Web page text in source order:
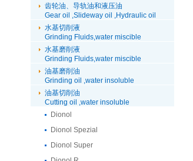
齿轮油、导轨油和液压油
Gear oil ,Slideway oil ,Hydraulic oil
水基切削液
Grinding Fluids,water miscible
水基磨削液
Grinding Fluids,water miscible
油基磨削油
Grinding oil ,water insoluble
油基切削油
Cutting oil ,water insoluble
Dionol
Dionol Spezial
Dionol Super